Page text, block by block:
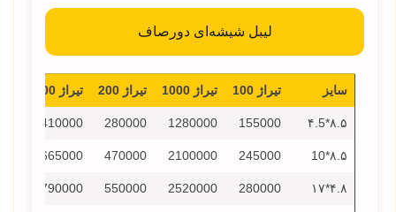
لیبل شیشه‌ای دورصاف
سایز تیراژ 100 تیراژ 1000 تیراژ 200 تیراژ 300
۸.۵*۴.5 155000
1280000
280000
410000
۸.۵*10 245000
2100000
470000
665000
۴.۸*۱۷ 280000
2520000
550000
790000